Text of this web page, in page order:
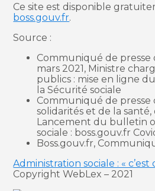
Ce site est disponible
boss.gouv.fr.
Source :
Communiqué de presse
mars 2021, Ministre
publics : mise en ligne
la Sécurité sociale
Communiqué de presse
solidarités et de la santé,
Lancement du bulletin
sociale : boss.gouv.fr
Boss.gouv.fr,
Administration sociale : « c’est
Copyright WebLex – 2021